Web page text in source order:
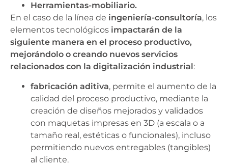
Herramientas-mobiliario.
En el caso de la línea de ingeniería-consultoría, los
elementos tecnológicos impactarán de la
siguiente manera en el proceso productivo,
mejorándolo o creando nuevos servicios
relacionados con la digitalización industrial :
fabricación aditiva, permite el aumento de la
calidad del proceso productivo, mediante la
creación de diseños mejorados y validados
con maquetas impresas en 3D (a escala o a
tamaño real, estéticas o funcionales), incluso
permitiendo nuevos entregables (tangibles)
al cliente.